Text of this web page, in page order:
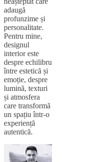
adaugă
profunzime și
personalitate.
Pentru mine,
designul
interior este
despre echilibru
între estetică și
emoție, despre
lumină, texturi
și atmosfera
care transformă
un spațiu într-o
experiență
autentică.